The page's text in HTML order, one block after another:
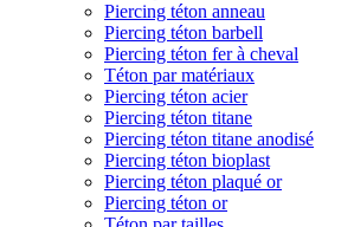
Piercing téton anneau
Piercing téton barbell
Piercing téton fer à cheval
Téton par matériaux
Piercing téton acier
Piercing téton titane
Piercing téton titane anodisé
Piercing téton bioplast
Piercing téton plaqué or
Piercing téton or